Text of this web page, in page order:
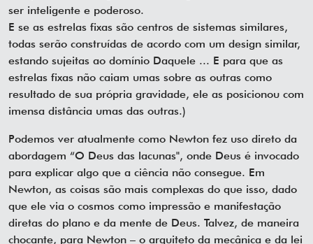
ser inteligente e poderoso.
E se as estrelas fixas são centros de sistemas similares,
todas serão construídas de acordo com um design similar,
estando sujeitas ao domínio Daquele ... E para que as
estrelas fixas não caiam umas sobre as outras como
resultado de sua própria gravidade, ele as posicionou com
imensa distância umas das outras.)
Podemos ver atualmente como Newton fez uso direto da
abordagem “O Deus das lacunas", onde Deus é invocado
para explicar algo que a ciência não consegue. Em
Newton, as coisas são mais complexas do que isso, dado
que ele via o cosmos como impressão e manifestação
diretas do plano e da mente de Deus. Talvez, de maneira
chocante, para Newton – o arquiteto da mecânica e da lei